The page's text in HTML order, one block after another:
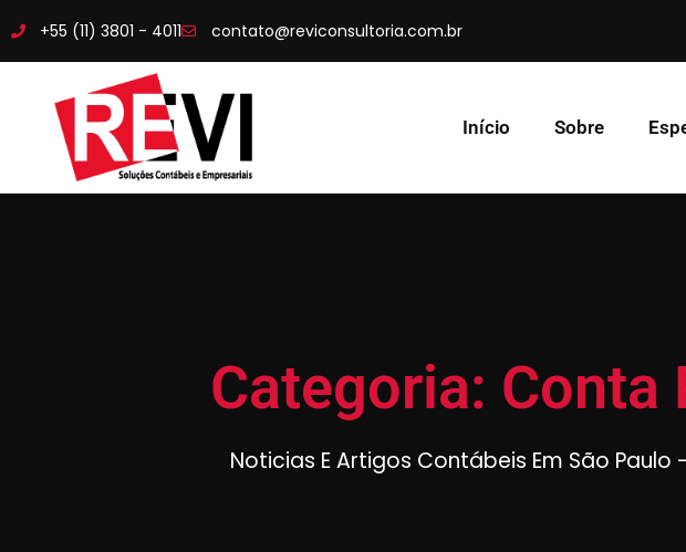
+55 (11) 3801 - 4011 contato@reviconsultoria.com.br
Início Sobre
Categoria: Conta
Noticias E Artigos Contábeis Em São Paulo